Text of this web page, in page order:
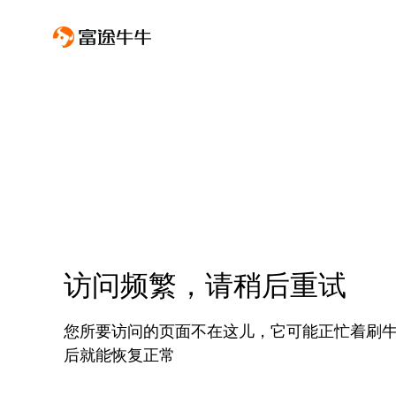
访问频繁，请稍后重试
您所要访问的页面不在这儿，它可能正忙着刷
后就能恢复正常